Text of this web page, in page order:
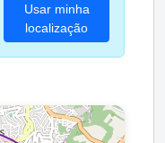
Usar minha
localização